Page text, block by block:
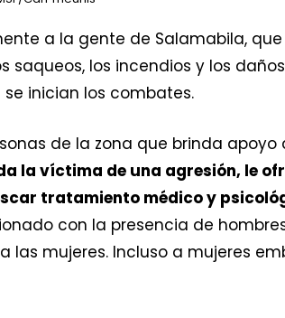
a la gente de Salamabila,
saqueos, los incendios y los
inician los combates.
de la zona que brinda
la víctima de una agresión, le
tratamiento médico y
con la presencia de
las mujeres. Incluso a mujeres